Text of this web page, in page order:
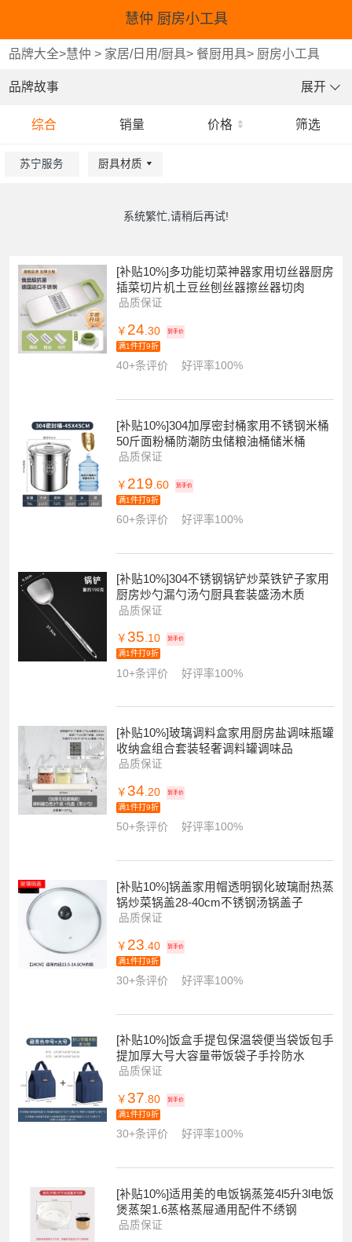
慧仲 厨房小工具
品牌大全>慧仲 > 家居/日用/厨具> 餐厨用具> 厨房小工具
品牌故事 展开
综合 销量 价格 筛选
苏宁服务 厨具材质
系统繁忙,请稍后再试!
[补贴10%]多功能切菜神器家用切丝器厨房
插菜切片机土豆丝刨丝器擦丝器切肉
品质保证
￥ 24.30 到手价
满1件打9折
40+条评价 好评率100%
[补贴10%]304加厚密封桶家用不锈钢米桶
50斤面粉桶防潮防虫储粮油桶储米桶
品质保证
￥ 219 .60 到手价
满1件打9折
60+条评价 好评率100%
[补贴10%]304不锈钢锅铲炒菜铁铲子家用
厨房炒勺漏勺汤勺厨具套装盛汤木质
品质保证
￥ 35.10 到手价
满1件打9折
10+条评价 好评率100%
[补贴10%]玻璃调料盒家用厨房盐调味瓶罐
收纳盒组合套装轻奢调料罐调味品
品质保证
￥ 34.20 到手价
满1件打9折
50+条评价 好评率100%
[补贴10%]锅盖家用帽透明钢化玻璃耐热蒸
锅炒菜锅盖28-40cm不锈钢汤锅盖子
品质保证
￥ 23 .40 到手价
满1件打9折
30+条评价 好评率100%
[补贴10%]饭盒手提包保温袋便当袋饭包手
提加厚大号大容量带饭袋子手拎防水
品质保证
￥ 37.80 到手价
满1件打9折
30+条评价 好评率100%
[补贴10%]适用美的电饭锅蒸笼4l5升3l电饭
煲蒸架1.6蒸格蒸屉通用配件不绣钢
品质保证